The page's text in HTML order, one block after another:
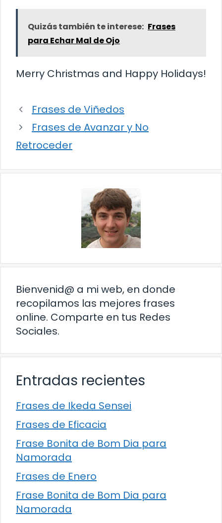
Quizás también te interese: Frases
para Echar Mal de Ojo
Merry Christmas and Happy Holidays!
Frases de Viñedos
Frases de Avanzar y No
Retroceder
Bienvenid@ a mi web, en donde
recopilamos las mejores frases
online. Comparte en tus Redes
Sociales.
Entradas recientes
Frases de Ikeda Sensei
Frases de Eficacia
Frase Bonita de Bom Dia para
Namorada
Frases de Enero
Frase Bonita de Bom Dia para
Namorada